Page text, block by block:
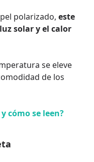
polarizado, este
solar y el calor
se eleve
de los
cómo se leen?